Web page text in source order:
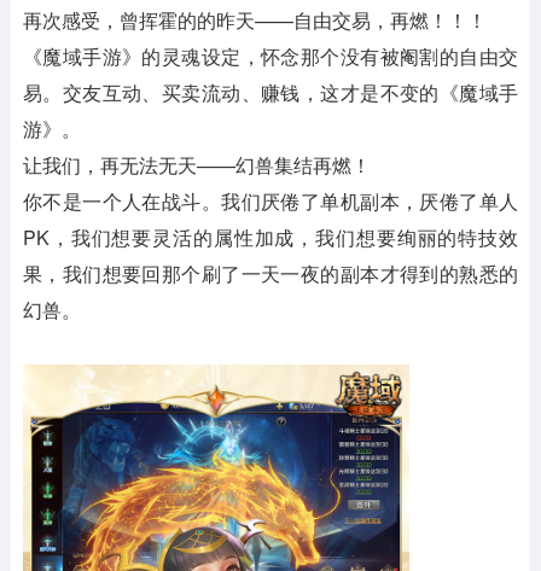
再次感受，曾挥霍的的昨天——自由交易，再燃！！！
《魔域手游》的灵魂设定，怀念那个没有被阉割的自由交
易。交友互动、买卖流动、赚钱，这才是不变的《魔域手
游》。
让我们，再无法无天——幻兽集结再燃！
你不是一个人在战斗。我们厌倦了单机副本，厌倦了单人
PK，我们想要灵活的属性加成，我们想要绚丽的特技效
果，我们想要回那个刷了一天一夜的副本才得到的熟悉的
幻兽。